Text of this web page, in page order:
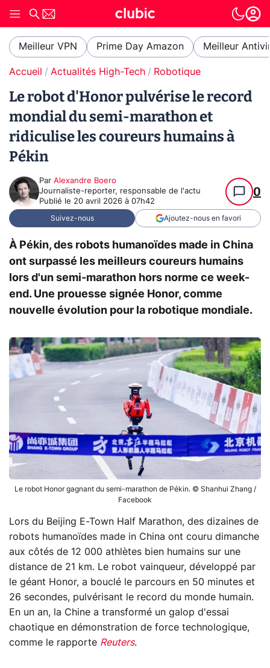
Meilleur VPN Prime Day Amazon Meilleur
Accueil Actualités High-Tech Robotique
Le robot d'Honor pulvérise le record
mondial du semi-marathon et
ridiculise les coureurs humains à
Pékin
Par Alexandre Boero
Journaliste-reporter, responsable de l'actu
Publié le 20 avril 2026 à 07h42
0
Suivez-nous Ajoutez-nous en favori
À Pékin, des robots humanoïdes made in China
ont surpassé les meilleurs coureurs humains
lors d'un semi-marathon hors norme ce week-
end. Une prouesse signée Honor, comme
nouvelle évolution pour la robotique mondiale.
Le robot Honor gagnant du semi-marathon de Pékin. © Shanhui Zhang /
Facebook
Lors du Beijing E-Town Half Marathon, des dizaines de
robots humanoïdes made in China ont couru dimanche
aux côtés de 12 000 athlètes bien humains sur une
distance de 21 km. Le robot vainqueur, développé par
le géant Honor, a bouclé le parcours en 50 minutes et
26 secondes, pulvérisant le record du monde humain.
En un an, la Chine a transformé un galop d'essai
chaotique en démonstration de force technologique,
comme le rapporte Reuters.